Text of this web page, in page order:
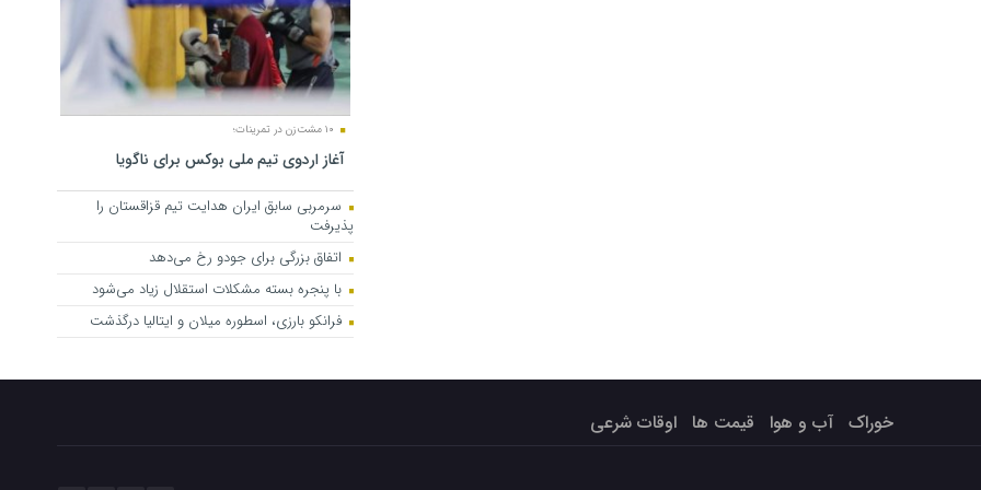
آغاز اردوی تیم ملی بوکس برای ناگویا
سرمربی سابق ایران هدایت تیم قزاقستان را
پذیرفت
اتفاق بزرگی برای جودو رخ می‌دهد
با پنجره بسته مشکلات استقلال زیاد می‌شود
فرانکو بارزی، اسطوره میلان و ایتالیا درگذشت
خوراک آب و هوا قیمت ها اوقات شرعی